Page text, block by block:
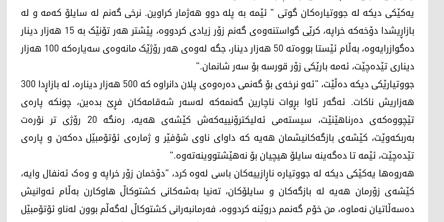
یەکێکی دیکە لە جووتیارەکان گوتی " ئێمە بە پلە دوو هەژمار کراوین. نرخی گەنم لە سایلۆ کەمە و لە
بازاڕیشدا دۆخەکە خراپە، کرێی گواستنەوەی گەنم زۆر زیادی کردووە، پێشتر هەر تۆنێک بە 15 هەزار دینار
دەگوازرایەوە، بەڵام ئێستا بووەتە 50 هەزار دینار، جگە لەوەی هەر رۆژێک مانەوەی سەیارەکە 100 هەزار
دیناری تێدەچێت، ئەمە بارێکی زۆر قورسە بۆ سەر شانمان."
جووتیارێکی دیکە دەڵێت، "ئەو نرخەی بۆ گەنمی دەرەوەی پلان دانراوە کە 500 هەزار دینارە، لە بازاڕدا 300
هەزاریش ناکات. ئەگەر ئاوا بڕوات ناچارین گەنمەکە لەسەر شەقامەکان فڕێ بدەین، چونکە پارەی
تێچووەکەی دەرناهێنێت، سیستەمی ئەلیکترۆنییەکەش کێشەی هەیە، رەنگە 20 رۆژی تر نۆرەت
بەربکەوێت، کێشەی بازگەکانیشمان هەیە کە داوای ناوی شۆفێر و ژمارەی ئۆتۆمبێل دەکەن و پارەی
تێدەچێت، ئێمە تا دەگەینە سایلۆ هیچیان بۆ نەهێشتووینەتەوە."
هەروەها یەکێکی دیکە لە جووتیارە ناڕازییەکان باسی لەوە کرد، "دۆخمان زۆر خراپە و وەک ئەنفال وایە،
کێشەی زۆرمان هەیە لە بازگەکان و سایلۆکان، تەنیا بەشەکانی کشتوکاڵ هاوکارن بەڵام ئەوانیش
دەسەڵاتیان نەماوە، من خۆم گەنمم دروێنە کردووە، فەرمانبەرانی کشتوکاڵ لەگەڵم بوون لەناو ئۆتۆمبێل